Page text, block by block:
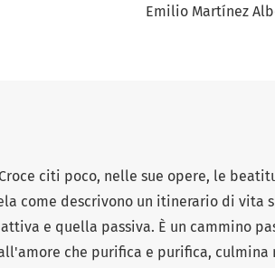
Emilio Martínez
citi poco, nelle sue opere, le
come descrivono un itinerario di vita
e quella passiva. È un cammino
che purifica e purifica,